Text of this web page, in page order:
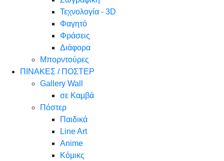
Τεχνολογία - 3D
Φαγητό
Φράσεις
Διάφορα
Μπορντούρες
ΠΙΝΑΚΕΣ / ΠΟΣΤΕΡ
Gallery Wall
σε Καμβά
Πόστερ
Παιδικά
Line Art
Anime
Κόμικς